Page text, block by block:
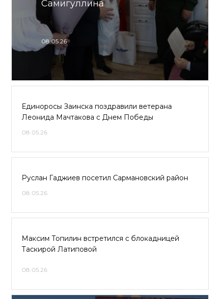
Самигуллина
08.05.26
Единоросы Заинска поздравили ветерана
Леонида Мачтакова с Днем Победы
08.05.26
Руслан Гаджиев посетил Сармановский район
08.05.26
Максим Топилин встретился с блокадницей
Таскирой Латиповой
08.05.26